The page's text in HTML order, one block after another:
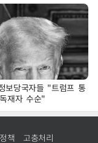
보당국자들 "트럼프 통
재자 수순"
책 고충처리